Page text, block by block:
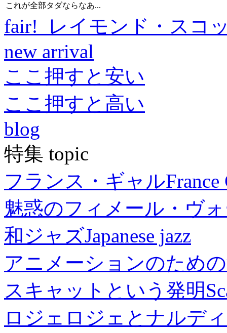
これが全部タダならなあ...
fair! レイモンド・スコ
new arrival
ここ押すと安い
ここ押すと高い
blog
特集 topic
フランス・ギャルFrance
魅惑のフィメール・ヴ
和ジャズJapanese jazz
アニメーションのため
スキャットという発明
ロジェロジェとナルデ